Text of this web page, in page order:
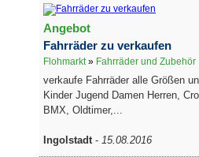
Angebot
Fahrräder zu verkaufen
Flohmarkt» Fahrräder und Zubehör
verkaufe Fahrräder alle Größen
Kinder Jugend Damen Herren,
BMX, Oldtimer,...
Ingolstadt - 15.08.2016